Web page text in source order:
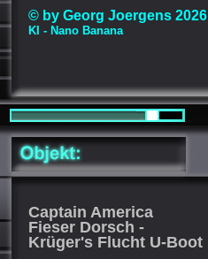
© by Georg Joergens 2026
KI - Nano Banana
Captain America
Fieser Dorsch -
Krüger's Flucht U-Boot